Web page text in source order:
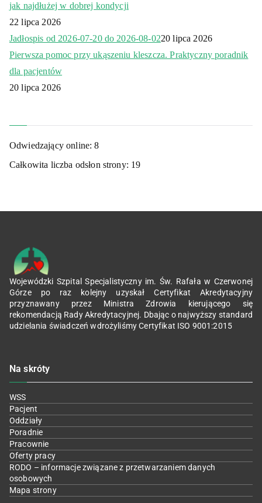
jak najdłużej w dobrej kondycji
22 lipca 2026
Jadłospis od 2026-07-20 do 2026-08-0220 lipca 2026
Pierwsza pomoc przy ukąszeniu kleszcza. Praktyczny poradnik
dla pacjentów
20 lipca 2026
Odwiedzający online:8
Całkowita liczba odsłon strony: 19
Wojewódzki Szpital Specjalistyczny im. Św. Rafała w Czerwonej
Górze po raz kolejny uzyskał Certyfikat Akredytacyjny
przyznawany przez Ministra Zdrowia kierującego się
rekomendacją Rady Akredytacyjnej. Dbając o najwyższy standard
udzielania świadczeń wdrożyliśmy Certyfikat ISO 9001:2015
Na skróty
WSS
Pacjent
Oddziały
Poradnie
Pracownie
Oferty pracy
RODO – informacje związane z przetwarzaniem danych
osobowych
Mapa strony